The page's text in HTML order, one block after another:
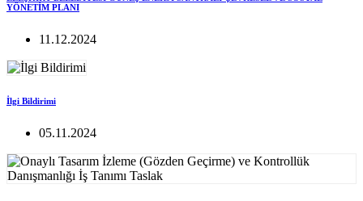
YÖNETİM PLANI
11.12.2024
İlgi Bildirimi
05.11.2024